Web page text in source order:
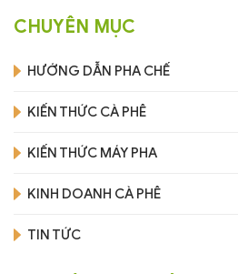
CHUYÊN MỤC
HƯỚNG DẪN PHA CHẾ
KIẾN THỨC CÀ PHÊ
KIẾN THỨC MÁY PHA
KINH DOANH CÀ PHÊ
TIN TỨC